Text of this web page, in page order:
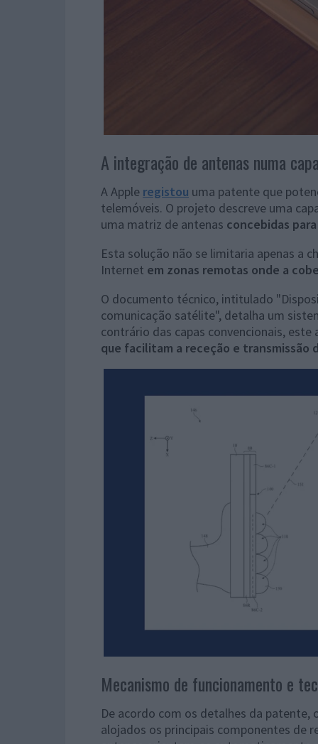
A integração de antenas numa
A Apple registou uma patente que
telemóveis. O projeto descreve uma
uma matriz de antenas concebidas
Esta solução não se limitaria apenas a
Internet em zonas remotas onde a
O documento técnico, intitulado
comunicação satélite", detalha um
contrário das capas convencionais,
que facilitam a receção e transmissão
Mecanismo de funcionamento e
De acordo com os detalhes da
alojados os principais componentes de